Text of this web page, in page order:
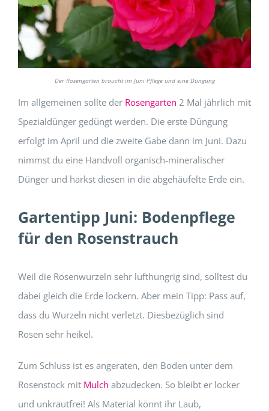
Der Rosengarten braucht im Juni Pflege und eine Düngung
Im allgemeinen sollte der Rosengarten 2 Mal jährlich mit
Spezialdünger gedüngt werden. Die erste Düngung
erfolgt im April und die zweite Gabe dann im Juni. Dazu
nimmst du eine Handvoll organisch-mineralischer
Dünger und harkst diesen in die abgehäufelte Erde ein.
Gartentipp Juni: Bodenpflege
für den Rosenstrauch
Weil die Rosenwurzeln sehr lufthungrig sind, solltest du
dabei gleich die Erde lockern. Aber mein Tipp: Pass auf,
dass du Wurzeln nicht verletzt. Diesbezüglich sind
Rosen sehr heikel.
Zum Schluss ist es angeraten, den Boden unter dem
Rosenstock mit Mulch abzudecken. So bleibt er locker
und unkrautfrei! Als Material könnt ihr Laub,